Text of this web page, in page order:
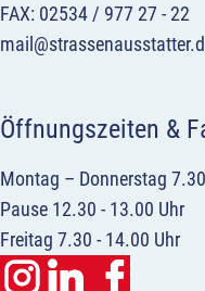
FAX: 02534 / 977 27 - 22
Öffnungszeiten &
Montag – Donnerstag
Pause 12.30 - 13.00 Uhr
Freitag 7.30 - 14.00 Uhr